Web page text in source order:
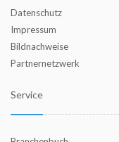
Datenschutz
Impressum
Bildnachweise
Partnernetzwerk
Service